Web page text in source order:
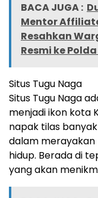
BACA JUGA :
Mentor
Resahkan
Resmi ke
Situs Tugu Naga
Situs Tugu Naga
menjadi ikon kota
napak tilas
dalam merayakan
hidup. Berada di
yang akan